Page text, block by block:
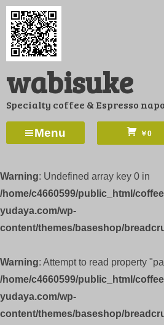
コ
ン
ツ
ス
ッ
wabisuke
Specialty coffee & Espresso
Menu ￥0
Warning: Undefined array key 0 in
/home/c4660599/public_html/
yudaya.com/wp-
content/themes/baseshop/
Warning: Attempt to read property
/home/c4660599/public_html/
yudaya.com/wp-
content/themes/baseshop/